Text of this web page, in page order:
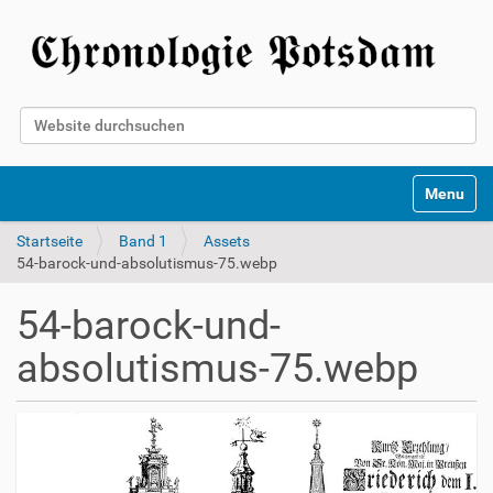
Website durchsuchen
Toggle
Startseite Band 1
Assets
54-barock-und-absolutismus-75.webp
54-barock-und-
absolutismus-75.webp